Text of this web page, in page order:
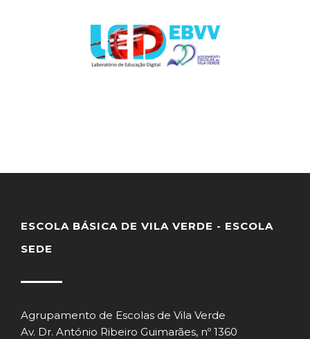
ESCOLA BÁSICA DE VILA VERDE - ESCOLA
SEDE
Agrupamento de Escolas de Vila Verde
Av. Dr. António Ribeiro Guimarães, nº 1360